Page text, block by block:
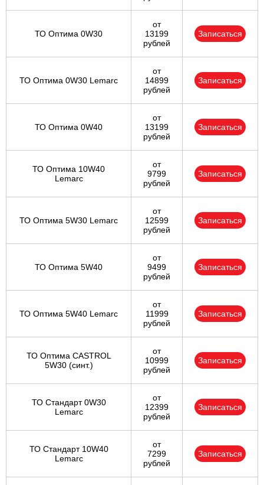
ТО Оптима 0W30
от
13199
рублей
Записаться
ТО Оптима 0W30 Lemarc
от
14899
рублей
Записаться
ТО Оптима 0W40
от
13199
рублей
Записаться
ТО Оптима 10W40
Lemarc
от
9799
рублей
Записаться
ТО Оптима 5W30 Lemarc
от
12599
рублей
Записаться
ТО Оптима 5W40
от
9499
рублей
Записаться
ТО Оптима 5W40 Lemarc
от
11999
рублей
Записаться
ТО Оптима CASTROL
5W30 (синт.)
от
10999
рублей
Записаться
ТО Стандарт 0W30
Lemarc
от
12399
рублей
Записаться
ТО Стандарт 10W40
Lemarc
от
7299
рублей
Записаться